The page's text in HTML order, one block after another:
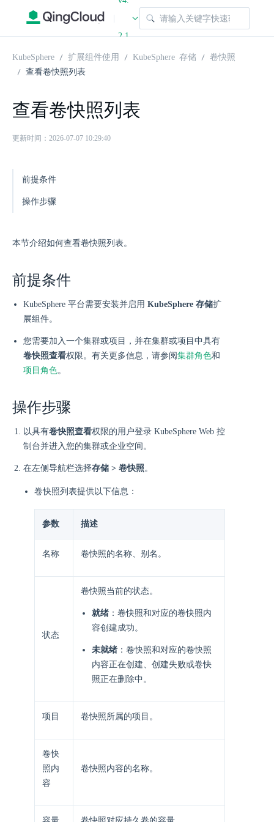
|
2.1
KubeSphere 扩展组件使用 KubeSphere 存储
卷快照
查看卷快照列表
查看卷快照列表
更新时间：2026-07-07 10:29:40
前提条件
操作步骤
本节介绍如何查看卷快照列表。
前提条件
KubeSphere 平台需要安装并启用 KubeSphere 存储扩
展组件。
您需要加入一个集群或项目，并在集群或项目中具有
卷快照查看权限。有关更多信息，请参阅集群角色和
项目角色。
操作步骤
以具有卷快照查看权限的用户登录 KubeSphere Web 控
制台并进入您的集群或企业空间。
在左侧导航栏选择存储 > 卷快照。
卷快照列表提供以下信息：
参数 描述
名称 卷快照的名称、别名。
状态
卷快照当前的状态。
就绪 ：卷快照和对应的卷快照内
容创建成功。
未就绪 ：卷快照和对应的卷快照
内容正在创建、创建失败或卷快
照正在删除中。
项目 卷快照所属的项目。
卷快
照内
容
卷快照内容的名称。